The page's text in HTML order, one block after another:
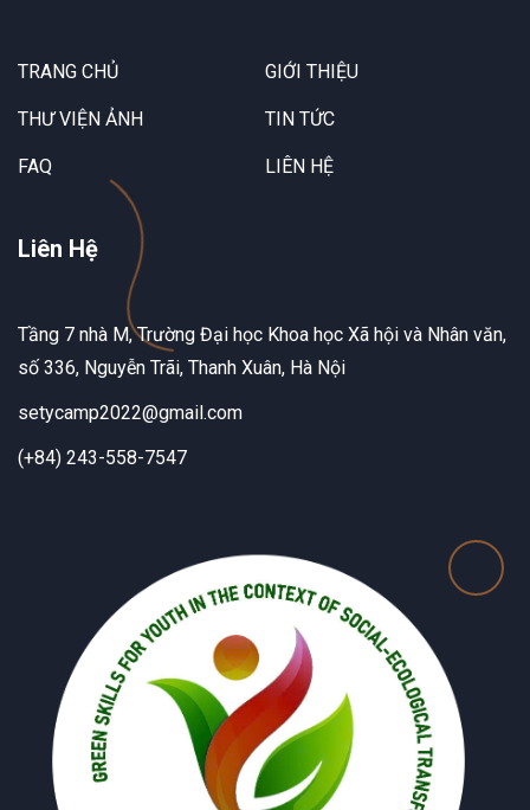
TRANG CHỦ GIỚI THIỆU
THƯ VIỆN ẢNH TIN TỨC
FAQ LIÊN HỆ
Liên Hệ
Tầng 7 nhà M, Trường Đại học Khoa học Xã hội và Nhân văn,
số 336, Nguyễn Trãi, Thanh Xuân, Hà Nội
setycamp2022@gmail.com
(+84) 243-558-7547